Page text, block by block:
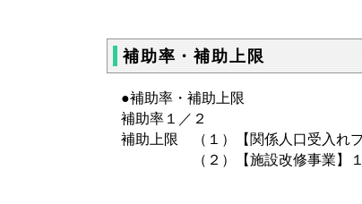
補助率・補助上限
●補助率・補助上限
補助率１／２
補助上限 （１）【関係人口受入れ
（２）【施設改修事業】１